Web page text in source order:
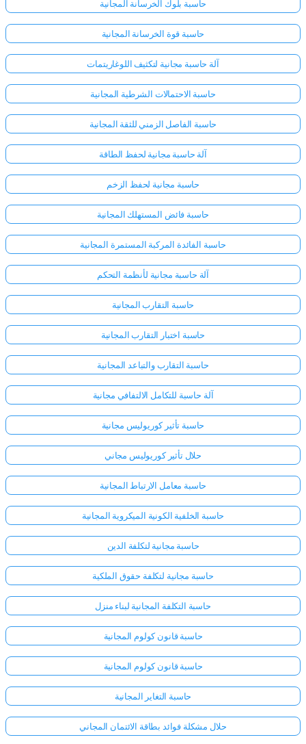
حاسبة بلوك الخرسانة المجانية
حاسبة قوة الخرسانة المجانية
آلة حاسبة مجانية لتكثيف اللوغاريتمات
حاسبة الاحتمالات الشرطية المجانية
حاسبة الفاصل الزمني للثقة المجانية
آلة حاسبة مجانية لحفظ الطاقة
حاسبة مجانية لحفظ الزخم
حاسبة فائض المستهلك المجانية
حاسبة الفائدة المركبة المستمرة المجانية
آلة حاسبة مجانية لأنظمة التحكم
حاسبة التقارب المجانية
حاسبة اختبار التقارب المجانية
حاسبة التقارب والتباعد المجانية
آلة حاسبة للتكامل الالتفافي مجانية
حاسبة تأثير كوريوليس مجانية
حلال تأثير كوريوليس مجاني
حاسبة معامل الارتباط المجانية
حاسبة الخلفية الكونية الميكروية المجانية
حاسبة مجانية لتكلفة الدين
حاسبة مجانية لتكلفة حقوق الملكية
حاسبة التكلفة المجانية لبناء منزل
حاسبة قانون كولوم المجانية
حاسبة قانون كولوم المجانية
حاسبة التغاير المجانية
حلال مشكلة فوائد بطاقة الائتمان المجاني